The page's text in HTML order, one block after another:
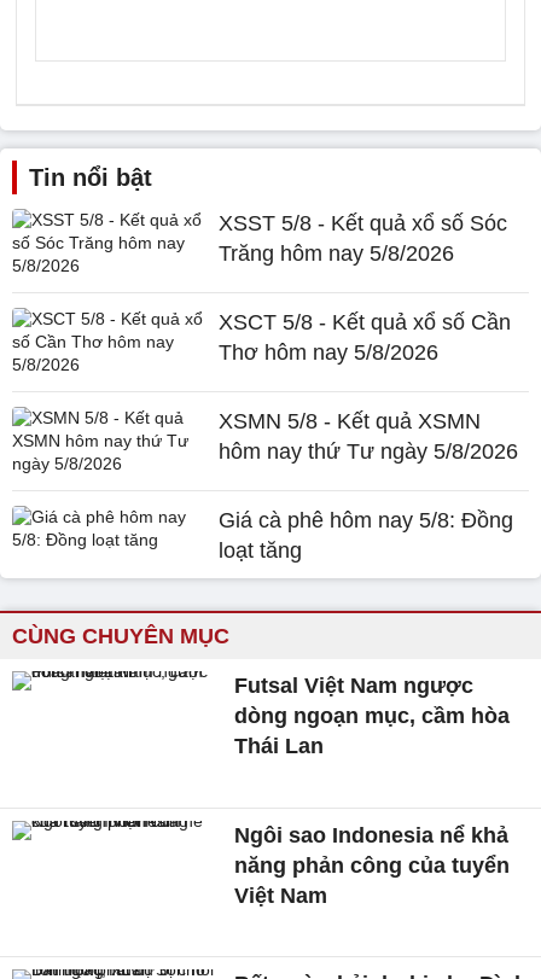
Tin nổi bật
XSST 5/8 - Kết quả xổ số Sóc
Trăng hôm nay 5/8/2026
XSCT 5/8 - Kết quả xổ số Cần
Thơ hôm nay 5/8/2026
XSMN 5/8 - Kết quả XSMN
hôm nay thứ Tư ngày 5/8/2026
Giá cà phê hôm nay 5/8: Đồng
loạt tăng
CÙNG CHUYÊN MỤC
Futsal Việt Nam ngược
dòng ngoạn mục, cầm hòa
Thái Lan
Ngôi sao Indonesia nể khả
năng phản công của tuyển
Việt Nam